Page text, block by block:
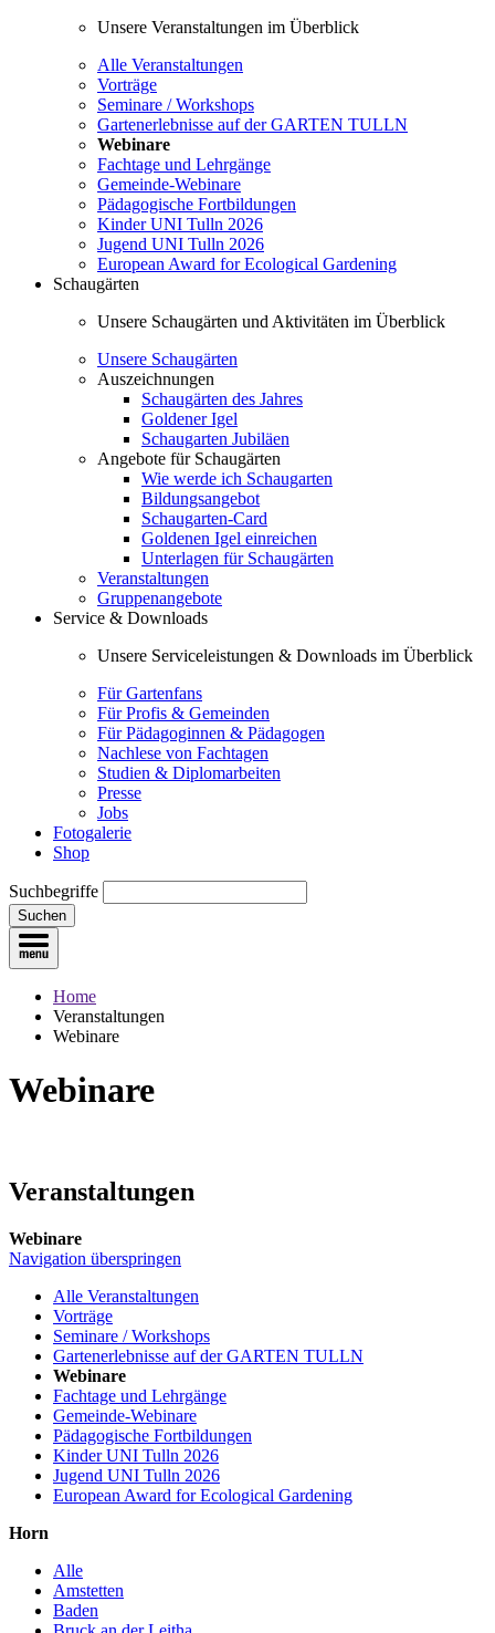
Unsere Veranstaltungen im Überblick
Alle Veranstaltungen
Vorträge
Seminare / Workshops
Gartenerlebnisse auf der GARTEN TULLN
Webinare
Fachtage und Lehrgänge
Gemeinde-Webinare
Pädagogische Fortbildungen
Kinder UNI Tulln 2026
Jugend UNI Tulln 2026
European Award for Ecological Gardening
Schaugärten
Unsere Schaugärten und Aktivitäten im Überblick
Unsere Schaugärten
Auszeichnungen
Schaugärten des Jahres
Goldener Igel
Schaugarten Jubiläen
Angebote für Schaugärten
Wie werde ich Schaugarten
Bildungsangebot
Schaugarten-Card
Goldenen Igel einreichen
Unterlagen für Schaugärten
Veranstaltungen
Gruppenangebote
Service & Downloads
Unsere Serviceleistungen & Downloads im Überblick
Für Gartenfans
Für Profis & Gemeinden
Für Pädagoginnen & Pädagogen
Nachlese von Fachtagen
Studien & Diplomarbeiten
Presse
Jobs
Fotogalerie
Shop
Suchbegriffe
Suchen
Home
Veranstaltungen
Webinare
Webinare
Veranstaltungen
Webinare
Navigation überspringen
Alle Veranstaltungen
Vorträge
Seminare / Workshops
Gartenerlebnisse auf der GARTEN TULLN
Webinare
Fachtage und Lehrgänge
Gemeinde-Webinare
Pädagogische Fortbildungen
Kinder UNI Tulln 2026
Jugend UNI Tulln 2026
European Award for Ecological Gardening
Horn
Alle
Amstetten
Baden